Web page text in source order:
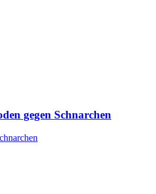
gegen Schnarchen